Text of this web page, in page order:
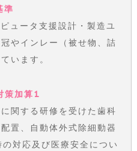
準
ュータ支援設計・製造ユ
やインレー（被せ物、詰
います。
策加算1
関する研修を受けた歯科
置、自動体外式除細動器
対応及び医療安全につい